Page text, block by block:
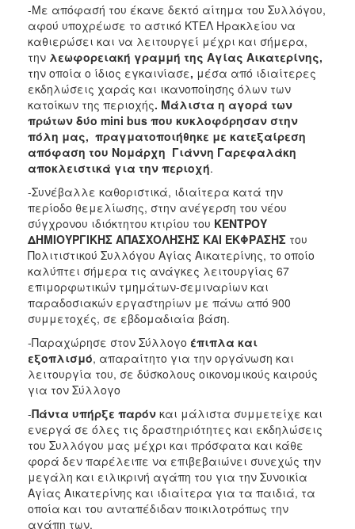
-Με απόφασή του έκανε δεκτό αίτημα του Συλλόγου,
αφού υποχρέωσε το αστικό ΚΤΕΛ Ηρακλείου να
καθιερώσει και να λειτουργεί μέχρι και σήμερα,
την λεωφορειακή γραμμή της Αγίας Αικατερίνης,
την οποία ο ίδιος εγκαινίασε, μέσα από ιδιαίτερες
εκδηλώσεις χαράς και ικανοποίησης όλων των
κατοίκων της περιοχής. Μάλιστα η αγορά των
πρώτων δύο mini bus που κυκλοφόρησαν στην
πόλη μας, πραγματοποιήθηκε με κατεξαίρεση
απόφαση του Νομάρχη Γιάννη Γαρεφαλάκη
αποκλειστικά για την περιοχή.
-Συνέβαλλε καθοριστικά, ιδιαίτερα κατά την
περίοδο θεμελίωσης, στην ανέγερση του νέου
σύγχρονου ιδιόκτητου κτιρίου του ΚΕΝΤΡΟΥ
ΔΗΜΙΟΥΡΓΙΚΗΣ ΑΠΑΣΧΟΛΗΣΗΣ ΚΑΙ ΕΚΦΡΑΣΗΣ του
Πολιτιστικού Συλλόγου Αγίας Αικατερίνης, το οποίο
καλύπτει σήμερα τις ανάγκες λειτουργίας 67
επιμορφωτικών τμημάτων-σεμιναρίων και
παραδοσιακών εργαστηρίων με πάνω από 900
συμμετοχές, σε εβδομαδιαία βάση.
-Παραχώρησε στον Σύλλογο έπιπλα και
εξοπλισμό, απαραίτητο για την οργάνωση και
λειτουργία του, σε δύσκολους οικονομικούς καιρούς
για τον Σύλλογο
-Πάντα υπήρξε παρόν και μάλιστα συμμετείχε και
ενεργά σε όλες τις δραστηριότητες και εκδηλώσεις
του Συλλόγου μας μέχρι και πρόσφατα και κάθε
φορά δεν παρέλειπε να επιβεβαιώνει συνεχώς την
μεγάλη και ειλικρινή αγάπη του για την Συνοικία
Αγίας Αικατερίνης και ιδιαίτερα για τα παιδιά, τα
οποία και του ανταπέδιδαν ποικιλοτρόπως την
αγάπη των.